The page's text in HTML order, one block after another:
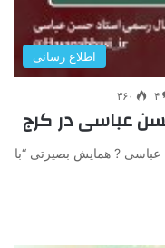
اطلاع رسانی
۴ ۳۶۰
? همایش بصیرتی “با